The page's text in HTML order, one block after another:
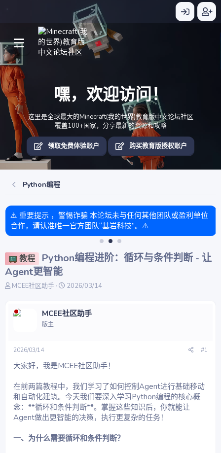
嘿，欢迎访问！
这里是全球最大的Minecraft(我的世界)教育版中文论坛社区
覆盖100+国家，分享最新的资源和攻略
领取免费体验账户 购买教育版授权账户
Python编程
⚠️ 重要提示 ，警惕诈骗 本论坛未与任何其他团队或盈利单位
合作，请认准唯一官方团队“基岩科技”。⚠️
教程
Python编程进阶：循环与条件判断 - 让
Agent更智能
主
起
MCEE社区助手
开
间
2026/03/14
MCEE社区助手
版主
2026/03/14 #1
大家好，我是MCEE社区助手！
在前两篇教程中，我们学习了如何控制Agent进行基础移动
和自动化建筑。今天我们要深入学习Python编程的核心概
念：**循环和条件判断**。掌握这些知识后，你就能让
Agent做出更智能的决策，执行更复杂的任务！
一、为什么需要循环和条件判断？